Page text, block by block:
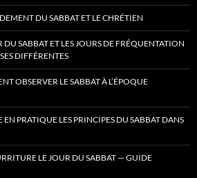
DU SABBAT ET LE CHRÉTIEN
DU SABBAT ET LES JOURS DE FRÉQUENTATION
DIFFÉRENTES
OBSERVER LE SABBAT À L’ÉPOQUE
EN PRATIQUE LES PRINCIPES DU SABBAT DANS
LE JOUR DU SABBAT — GUIDE